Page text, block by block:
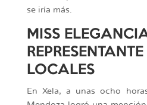
se iría más.
MISS
LOCALES
En Xela, a unas ocho